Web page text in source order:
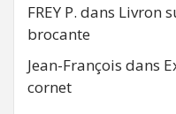
FREY P. dans Livron
brocante
Jean-François dans
cornet